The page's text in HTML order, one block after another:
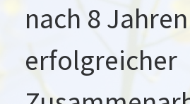
nach 8 Jahren
erfolgreicher